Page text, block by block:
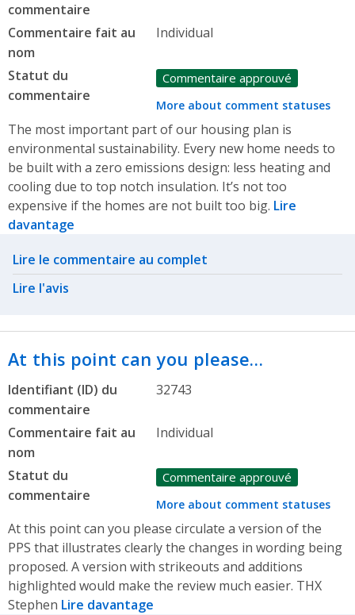
commentaire
Commentaire fait au
nom
Individual
Statut du
commentaire
Commentaire approuvé
More about comment statuses
The most important part of our housing plan is
environmental sustainability. Every new home needs to
be built with a zero emissions design: less heating and
cooling due to top notch insulation. It’s not too
expensive if the homes are not built too big. Lire
davantage
Related actions
Lire le commentaire au complet
Lire l'avis
At this point can you please…
Identifiant (ID) du
commentaire
32743
Commentaire fait au
nom
Individual
Statut du
commentaire
Commentaire approuvé
More about comment statuses
At this point can you please circulate a version of the
PPS that illustrates clearly the changes in wording being
proposed. A version with strikeouts and additions
highlighted would make the review much easier. THX
Stephen Lire davantage